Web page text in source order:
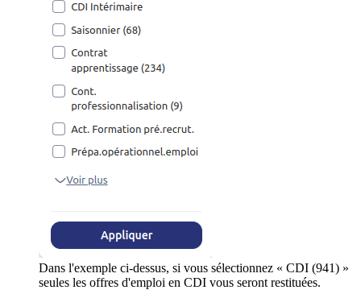
Dans l'exemple ci-dessus, si vous sélectionnez « CDI (941) »
seules les offres d'emploi en CDI vous seront restituées.